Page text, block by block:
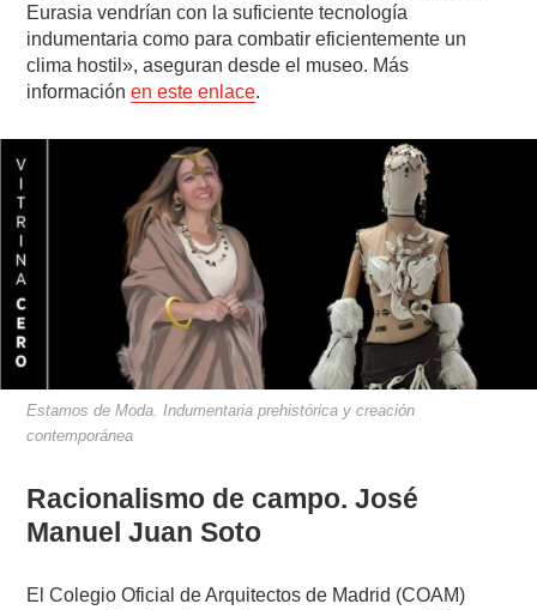
Eurasia vendrían con la suficiente tecnología
indumentaria como para combatir eficientemente un
clima hostil», aseguran desde el museo. Más
informaciónen este enlace.
Estamos de Moda. Indumentaria prehistórica y creación
contemporánea
Racionalismo de campo. José
Manuel Juan Soto
El Colegio Oficial de Arquitectos de Madrid (COAM)